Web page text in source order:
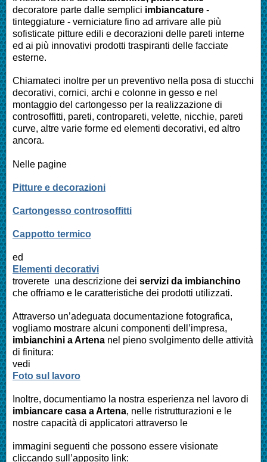
decoratore parte dalle semplici imbiancature -
tinteggiature - verniciature fino ad arrivare alle più
sofisticate pitture edili e decorazioni delle pareti interne
ed ai più innovativi prodotti traspiranti delle facciate
esterne.
Chiamateci inoltre per un preventivo nella posa di stucchi
decorativi, cornici, archi e colonne in gesso e nel
montaggio del cartongesso per la realizzazione di
controsoffitti, pareti, contropareti, velette, nicchie, pareti
curve, altre varie forme ed elementi decorativi, ed altro
ancora.
Nelle pagine
Pitture e decorazioni
Cartongesso controsoffitti
Cappotto termico
ed
Elementi decorativi
troverete una descrizione dei servizi da imbianchino
che offriamo e le caratteristiche dei prodotti utilizzati.
Attraverso un’adeguata documentazione fotografica,
vogliamo mostrare alcuni componenti dell’impresa,
imbianchini aArtena nel pieno svolgimento delle attività
di finitura:
vedi
Foto sul lavoro
Inoltre, documentiamo la nostra esperienza nel lavoro di
imbiancare casa aArtena, nelle ristrutturazioni e le
nostre capacità di applicatori attraverso le
immagini seguenti che possono essere visionate
cliccando sull’apposito link: